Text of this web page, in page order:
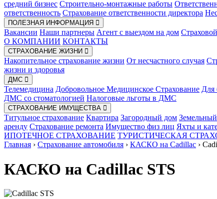
средний бизнес Строительно-монтажные работы
ответственность Страхование ответственности директора
ПОЛЕЗНАЯ ИНФОРМАЦИЯ
Вакансии Наши партнеры Агент с выездом на дом
О КОМПАНИИ КОНТАКТЫ
СТРАХОВАНИЕ ЖИЗНИ
Накопительное страхование жизни От несчастного случая
жизни и здоровья
ДМС
Телемедицина Добровольное Медицинское Страхование Для
ДМС со стоматологией Налоговые льготы в ДМС
СТРАХОВАНИЕ ИМУЩЕСТВА
Титульное страхование Квартира Загородный дом
аренду Страхование ремонта Имущество физ лиц Яхты и
ИПОТЕЧНОЕ СТРАХОВАНИЕ ТУРИСТИЧЕСКАЯ
Главная › Страхование автомобиля › КАСКО на Cadillac ›
КАСКО на Cadillac STS